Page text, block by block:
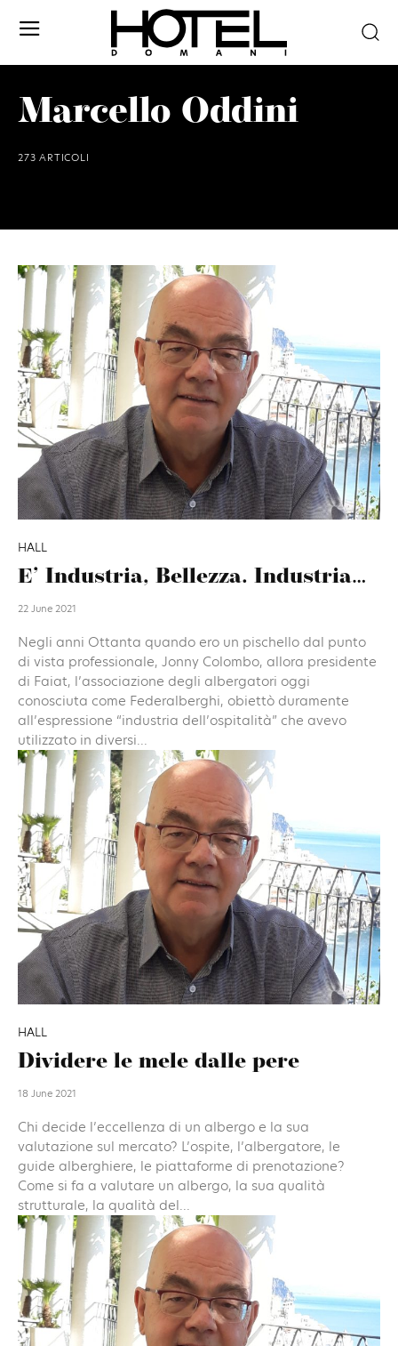
Marcello Oddini
273 ARTICOLI
HALL
E’ Industria, Bellezza. Industria…
22 June 2021
Negli anni Ottanta quando ero un pischello dal punto
di vista professionale, Jonny Colombo, allora presidente
di Faiat, l’associazione degli albergatori oggi
conosciuta come Federalberghi, obiettò duramente
all’espressione “industria dell’ospitalità” che avevo
utilizzato in diversi...
HALL
Dividere le mele dalle pere
18 June 2021
Chi decide l’eccellenza di un albergo e la sua
valutazione sul mercato? L’ospite, l’albergatore, le
guide alberghiere, le piattaforme di prenotazione?
Come si fa a valutare un albergo, la sua qualità
strutturale, la qualità del...